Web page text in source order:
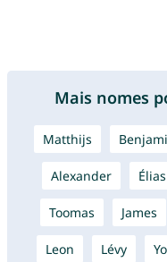
Mais nomes
Matthijs
Alexander Élias
Toomas James
Leon Lévy